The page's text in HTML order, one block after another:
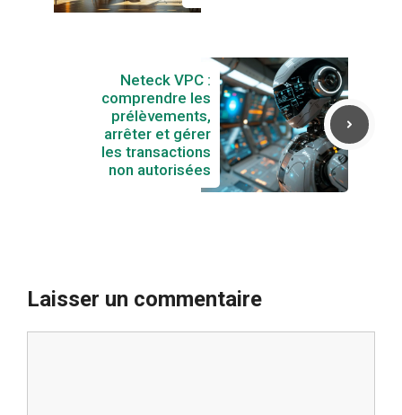
Neteck VPC :
comprendre les
prélèvements,
arrêter et gérer
les transactions
non autorisées
Laisser un commentaire